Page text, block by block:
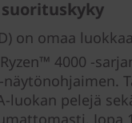
on omaa
4000 -
-näytönohjaimen.
luokan pelejä
Jopa